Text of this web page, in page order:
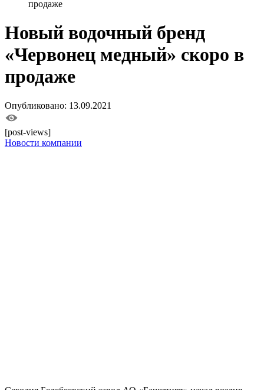
продаже
Новый водочный бренд
«Червонец медный» скоро в
продаже
Опубликовано: 13.09.2021
[post-views]
Новости компании